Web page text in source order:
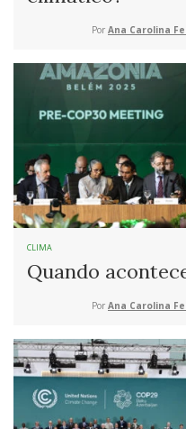
Por Ana Carolina
CLIMA
Quando
Por Ana Carolina